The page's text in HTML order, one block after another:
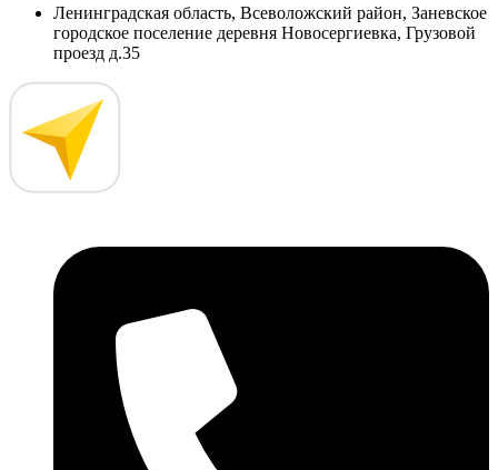
Ленинградская область, Всеволожский район, Заневское
городское поселение деревня Новосергиевка, Грузовой
проезд д.35